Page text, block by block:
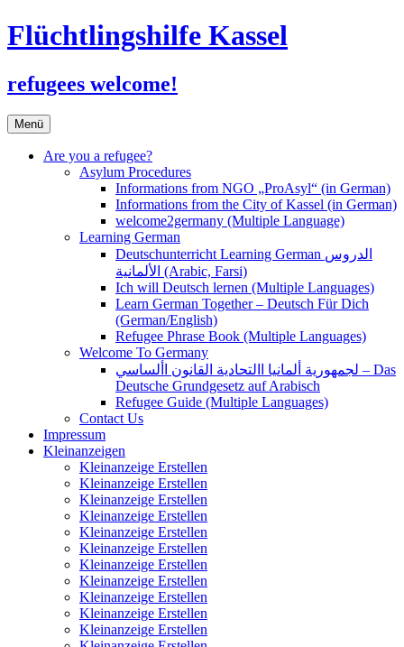
Flüchtlingshilfe Kassel
refugees welcome!
Menü Zum
Inhalt
springen
Are you a refugee?
Asylum Procedures
Informations from NGO „ProAsyl“ (in German)
Informations from the City of Kassel (in German)
welcome2germany (Multiple Language)
Learning German
Deutschunterricht Learning German الدروس
الألمانية (Arabic, Farsi)
Ich will Deutsch lernen (Multiple Languages)
Learn German Together – Deutsch Für Dich
(German/English)
Refugee Phrase Book (Multiple Languages)
Welcome To Germany
لجمهورية ألمانيا االتحادية القانون األساسي – Das
Deutsche Grundgesetz auf Arabisch
Refugee Guide (Multiple Languages)
Contact Us
Impressum
Kleinanzeigen
Kleinanzeige Erstellen
Kleinanzeige Erstellen
Kleinanzeige Erstellen
Kleinanzeige Erstellen
Kleinanzeige Erstellen
Kleinanzeige Erstellen
Kleinanzeige Erstellen
Kleinanzeige Erstellen
Kleinanzeige Erstellen
Kleinanzeige Erstellen
Kleinanzeige Erstellen